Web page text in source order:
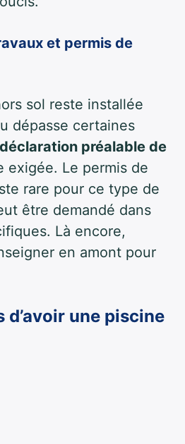
et permis de
sol reste installée
dépasse certaines
déclaration préalable de
exigée. Le permis de
rare pour ce type de
être demandé dans
Là encore,
en amont pour
d’avoir une piscine